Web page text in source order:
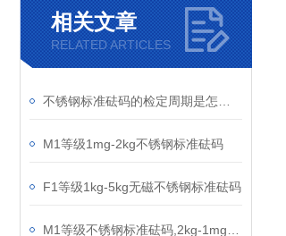
相关文章
RELATED ARTICLES
M1等级1mg-2kg不锈钢标准砝码
F1等级1kg-5kg无磁不锈钢标准砝码